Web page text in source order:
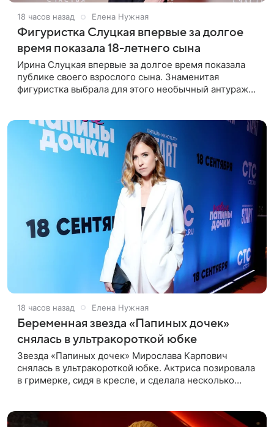
18 часов назад Елена Нужная
Фигуристка Слуцкая впервые за долгое
время показала 18-летнего сына
Ирина Слуцкая впервые за долгое время показала
публике своего взрослого сына. Знаменитая
фигуристка выбрала для этого необычный антураж
18 часов назад Елена Нужная
Беременная звезда «Папиных дочек»
снялась в ультракороткой юбке
Звезда «Папиных дочек» Мирослава Карпович
снялась в ультракороткой юбке. Актриса позировала
в гримерке, сидя в кресле, и сделала несколько